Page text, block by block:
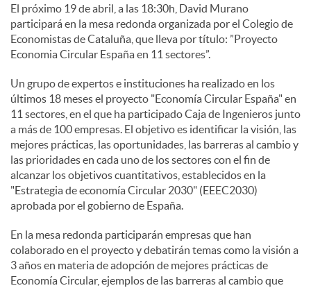
e
s
El próximo 19 de abril, a las 18:30h, David Murano
participará en la mesa redonda organizada por el Colegio de
Economistas de Cataluña, que lleva por título: ”Proyecto
Economia Circular España en 11 sectores”.
Un grupo de expertos e instituciones ha realizado en los
últimos 18 meses el proyecto "Economía Circular España" en
11 sectores, en el que ha participado Caja de Ingenieros junto
a más de 100 empresas. El objetivo es identificar la visión, las
mejores prácticas, las oportunidades, las barreras al cambio y
las prioridades en cada uno de los sectores con el fin de
alcanzar los objetivos cuantitativos, establecidos en la
"Estrategia de economía Circular 2030" (EEEC2030)
aprobada por el gobierno de España.
En la mesa redonda participarán empresas que han
colaborado en el proyecto y debatirán temas como la visión a
3 años en materia de adopción de mejores prácticas de
Economía Circular, ejemplos de las barreras al cambio que